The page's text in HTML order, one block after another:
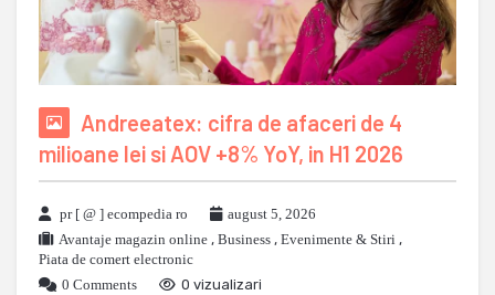
Andreeatex: cifra de afaceri de 4
milioane lei si AOV +8% YoY, in H1 2026
pr [ @ ] ecompedia ro
august 5, 2026
Avantaje magazin online , Business , Evenimente & Stiri ,
Piata de comert electronic
0 Comments
0 vizualizari